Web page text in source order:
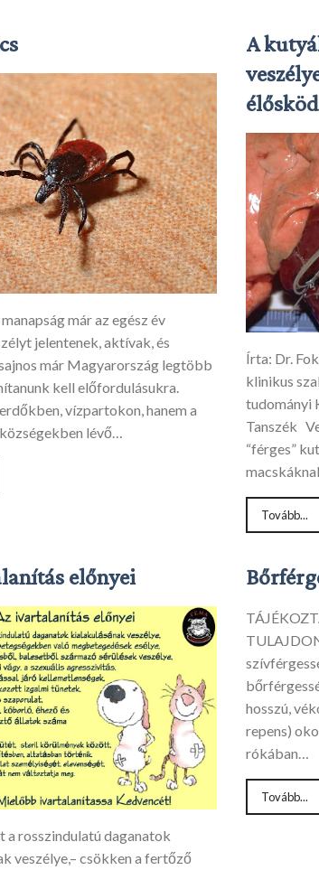
már az egész év
jelentenek, aktívak, és
már Magyarország legtöbb
kell előfordulásukra.
vízpartokon, hanem a
lévő…
A
Írta: Dr.
klinikus
tudományi
Tanszék
“férges”
Tovább...
előnyei
a rosszindulatú daganatok
veszélye,– csökken a fertőző
hosszú,
repens)
rókában…
Tovább...